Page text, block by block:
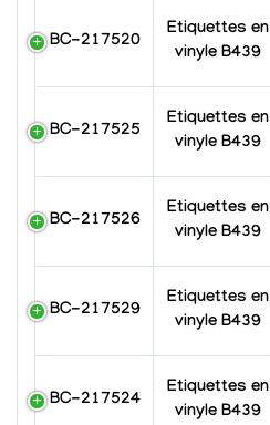
BC-217520
Etiquettes en
vinyle B439
BC-217525
Etiquettes en
vinyle B439
BC-217526
Etiquettes en
vinyle B439
BC-217529
Etiquettes en
vinyle B439
BC-217524
Etiquettes en
vinyle B439